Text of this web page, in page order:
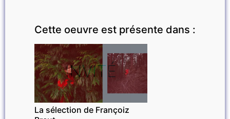
Cette oeuvre est présente dans :
INVITÉ
La sélection de Françoiz